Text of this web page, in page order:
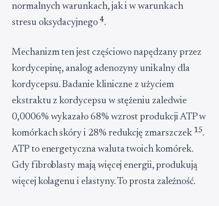
normalnych warunkach, jak i w warunkach
stresu oksydacyjnego 4.
Mechanizm ten jest częściowo napędzany przez
kordycepinę, analog adenozyny unikalny dla
kordycepsu. Badanie kliniczne z użyciem
ekstraktu z kordycepsu w stężeniu zaledwie
0,0006% wykazało 68% wzrost produkcji ATP w
komórkach skóry i 28% redukcję zmarszczek 15.
ATP to energetyczna waluta twoich komórek.
Gdy fibroblasty mają więcej energii, produkują
więcej kolagenu i elastyny. To prosta zależność.